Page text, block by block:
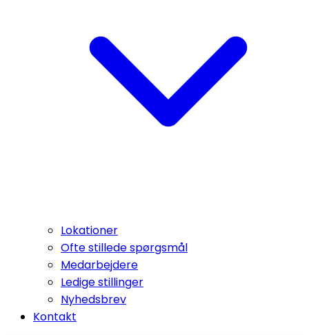
Lokationer
Ofte stillede spørgsmål
Medarbejdere
Ledige stillinger
Nyhedsbrev
Kontakt